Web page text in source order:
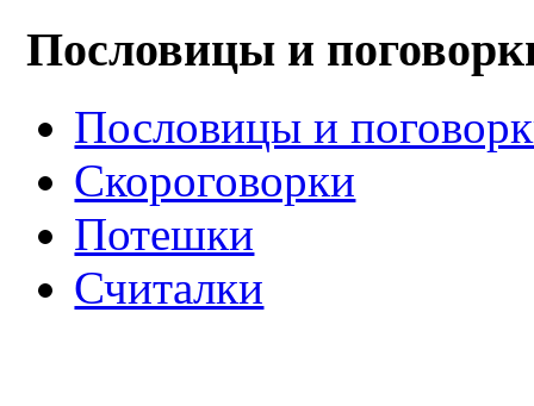
Пословицы и
Пословицы и
Скороговорки
Потешки
Считалки